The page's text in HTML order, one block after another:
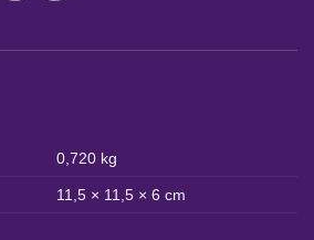
0,720 kg
11,5 × 11,5 × 6 cm